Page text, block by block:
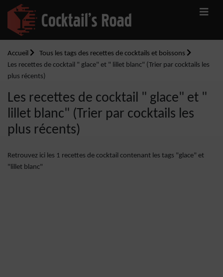
Accueil
Tous les tags des recettes de cocktails et boissons
Les recettes de cocktail " glace" et " lillet blanc" (Trier par cocktails les
plus récents)
Les recettes de cocktail " glace" et "
lillet blanc" (Trier par cocktails les
plus récents)
Retrouvez ici les 1 recettes de cocktail contenant les tags "glace" et
"lillet blanc"